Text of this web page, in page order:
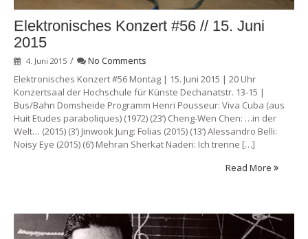
Elektronisches Konzert #56 // 15. Juni
2015
4. Juni 2015 /
No Comments
Elektronisches Konzert #56 Montag | 15. Juni 2015 | 20 Uhr
Konzertsaal der Hochschule für Künste Dechanatstr. 13-15 |
Bus/Bahn Domsheide Programm Henri Pousseur: Viva Cuba (aus
Huit Etudes paraboliques) (1972) (23’) Cheng-Wen Chen: …in der
Welt… (2015) (3’) Jinwook Jung: Folias (2015) (13’) Alessandro Belli:
Noisy Eye (2015) (6’) Mehran Sherkat Naderi: Ich trenne […]
Read More